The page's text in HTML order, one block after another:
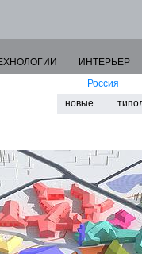
ИНТЕРЬЕР
Россия
новые